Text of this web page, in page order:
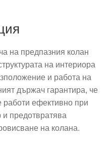
на предпазния колан
на интериора
и работа на
държач гарантира, че
работи ефективно при
предотвратява
на колана.